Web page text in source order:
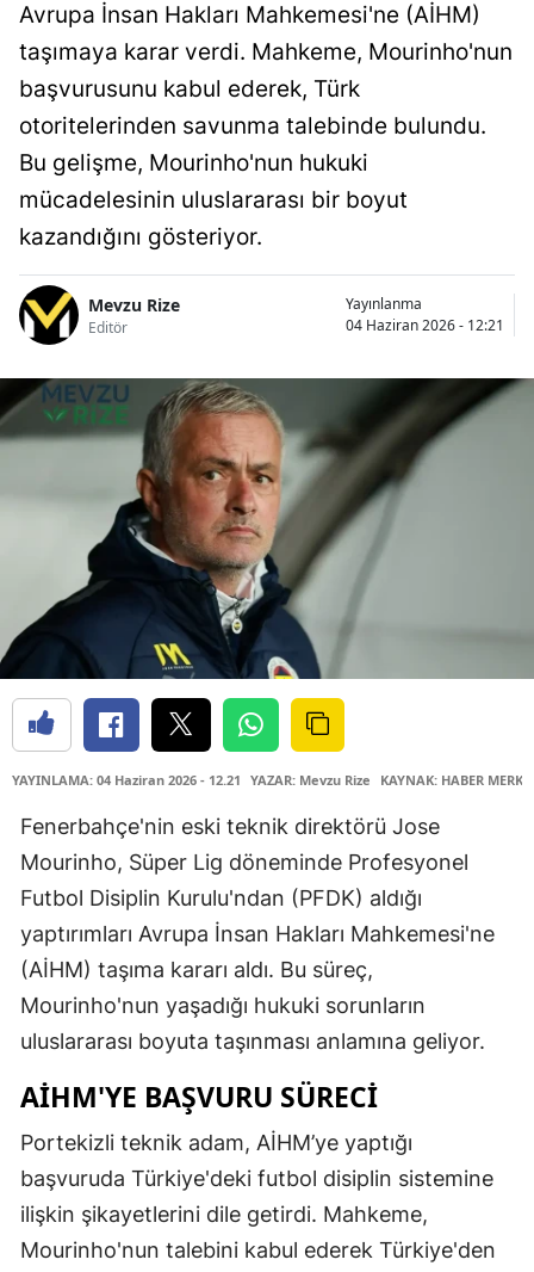
Avrupa İnsan Hakları Mahkemesi'ne (AİHM)
taşımaya karar verdi. Mahkeme, Mourinho'nun
başvurusunu kabul ederek, Türk
otoritelerinden savunma talebinde bulundu.
Bu gelişme, Mourinho'nun hukuki
mücadelesinin uluslararası bir boyut
kazandığını gösteriyor.
Mevzu Rize
Editör
Yayınlanma
04 Haziran 2026 - 12:21
YAYINLAMA: 04 Haziran 2026 - 12.21 YAZAR: Mevzu Rize KAYNAK: HABER
Fenerbahçe'nin eski teknik direktörü Jose
Mourinho, Süper Lig döneminde Profesyonel
Futbol Disiplin Kurulu'ndan (PFDK) aldığı
yaptırımları Avrupa İnsan Hakları Mahkemesi'ne
(AİHM) taşıma kararı aldı. Bu süreç,
Mourinho'nun yaşadığı hukuki sorunların
uluslararası boyuta taşınması anlamına geliyor.
AİHM'YE BAŞVURU SÜRECI
Portekizli teknik adam, AİHM’ye yaptığı
başvuruda Türkiye'deki futbol disiplin sistemine
ilişkin şikayetlerini dile getirdi. Mahkeme,
Mourinho'nun talebini kabul ederek Türkiye'den